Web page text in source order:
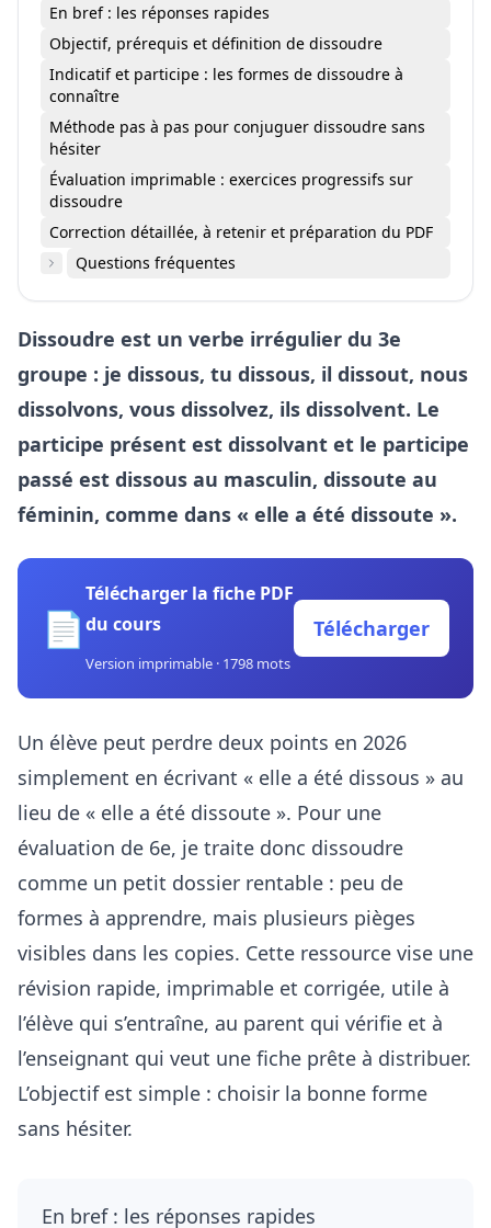
En bref : les réponses rapides
Objectif, prérequis et définition de dissoudre
Indicatif et participe : les formes de dissoudre à
connaître
Méthode pas à pas pour conjuguer dissoudre sans
hésiter
Évaluation imprimable : exercices progressifs sur
dissoudre
Correction détaillée, à retenir et préparation du PDF
Questions fréquentes
Dissoudre est un verbe irrégulier du 3e
groupe : je dissous, tu dissous, il dissout, nous
dissolvons, vous dissolvez, ils dissolvent. Le
participe présent est dissolvant et le participe
passé est dissous au masculin, dissoute au
féminin, comme dans « elle a été dissoute ».
📄
Télécharger la fiche PDF
du cours
Version imprimable · 1798 mots
Télécharger
Un élève peut perdre deux points en 2026
simplement en écrivant « elle a été dissous » au
lieu de « elle a été dissoute ». Pour une
évaluation de 6e, je traite donc dissoudre
comme un petit dossier rentable : peu de
formes à apprendre, mais plusieurs pièges
visibles dans les copies. Cette ressource vise une
révision rapide, imprimable et corrigée, utile à
l’élève qui s’entraîne, au parent qui vérifie et à
l’enseignant qui veut une fiche prête à distribuer.
L’objectif est simple : choisir la bonne forme
sans hésiter.
En bref : les réponses rapides